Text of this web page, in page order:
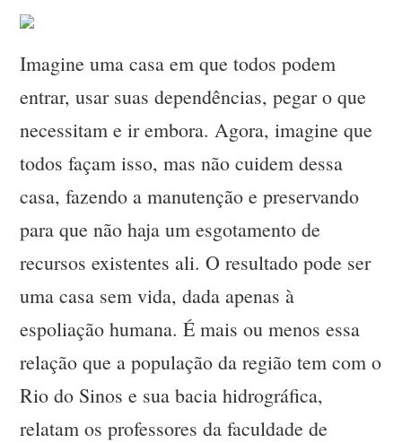
Imagine uma casa em que todos podem
entrar, usar suas dependências, pegar o que
necessitam e ir embora. Agora, imagine que
todos façam isso, mas não cuidem dessa
casa, fazendo a manutenção e preservando
para que não haja um esgotamento de
recursos existentes ali. O resultado pode ser
uma casa sem vida, dada apenas à
espoliação humana. É mais ou menos essa
relação que a população da região tem com o
Rio do Sinos e sua bacia hidrográfica,
relatam os professores da faculdade de